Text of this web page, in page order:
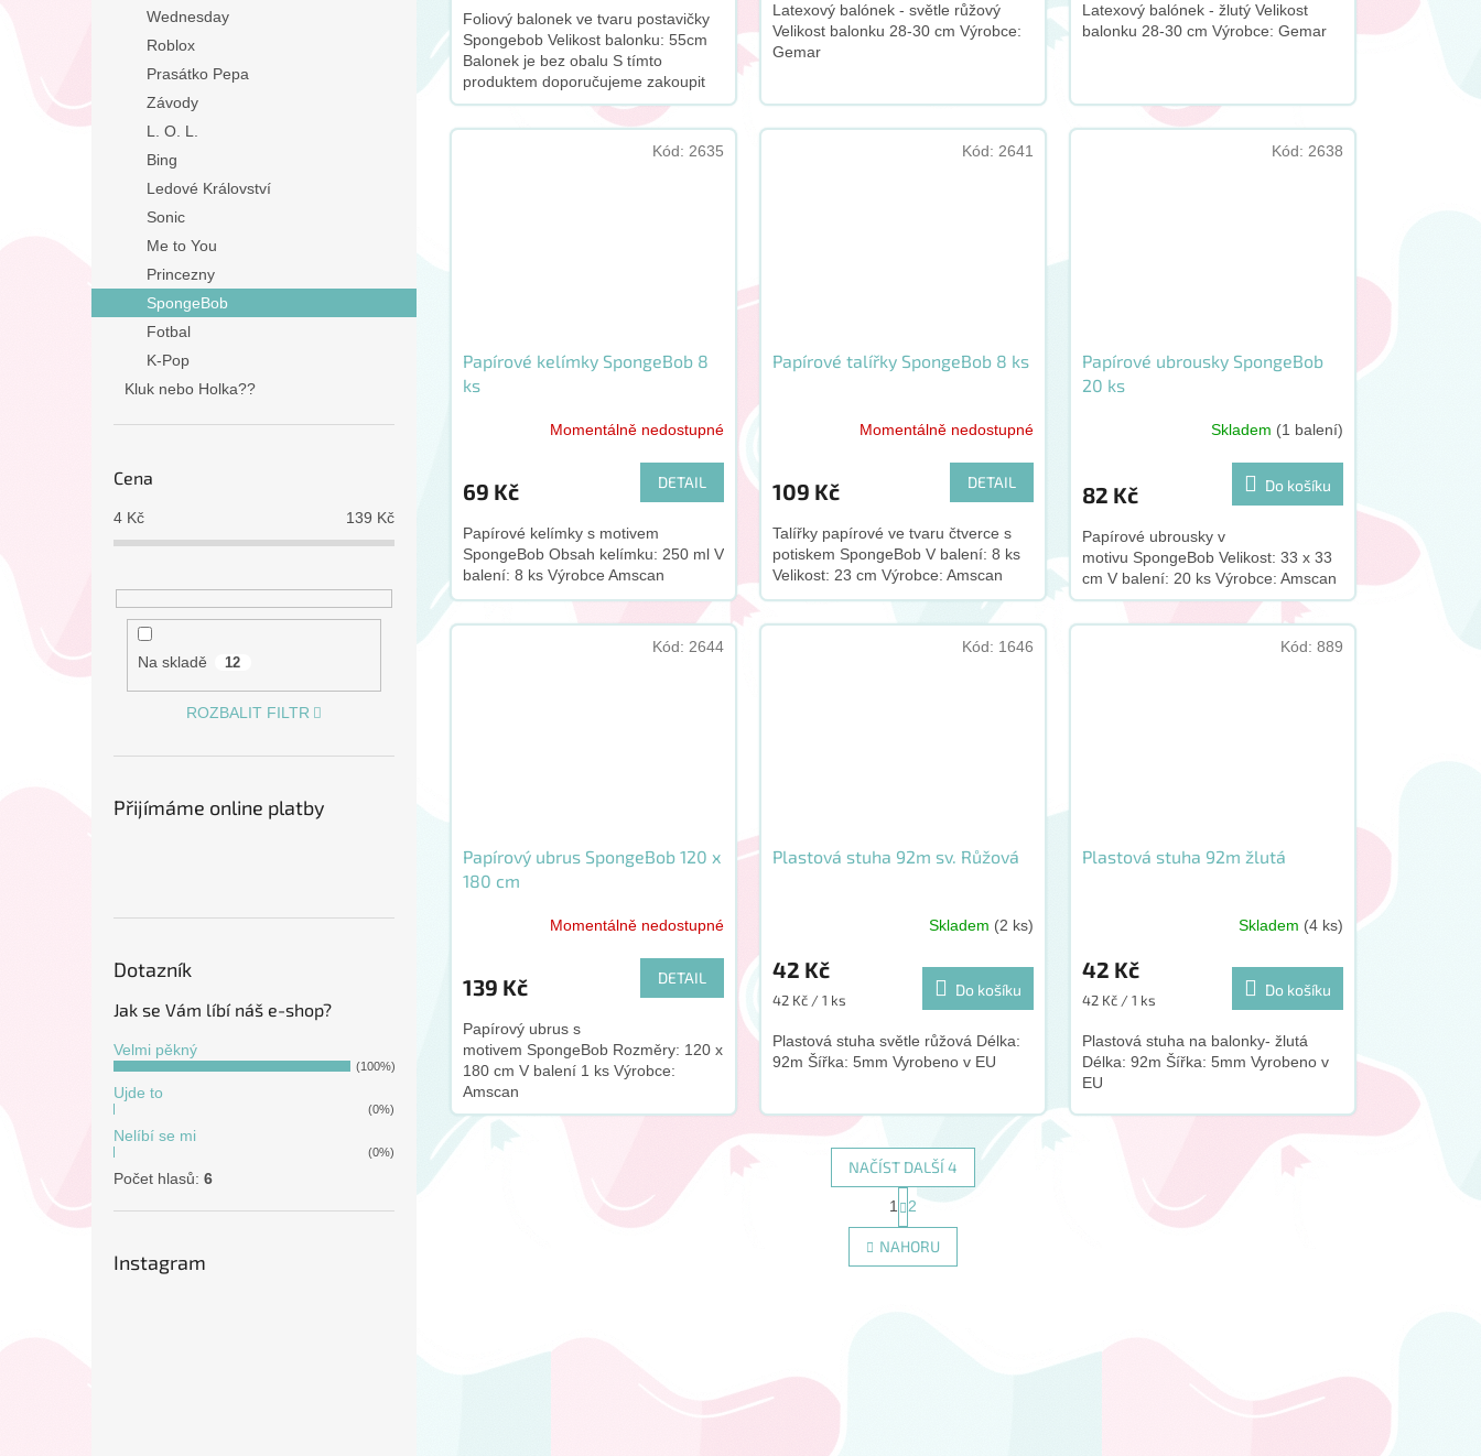
Wednesday
Roblox
Prasátko Pepa
Závody
L. O. L.
Bing
Ledové Království
Sonic
Me to You
Princezny
SpongeBob
Fotbal
K-Pop
Kluk nebo Holka??
Cena
4 Kč 139 Kč
Na skladě 12
ROZBALIT FILTR
Přijímáme online platby
Dotazník
Jak se Vám líbí náš e-shop?
Velmi pěkný
(100%)
Ujde to
(0%)
Nelíbí se mi
(0%)
Počet hlasů: 6
Instagram
Foliový balonek ve tvaru postavičky
Spongebob Velikost balonku: 55cm
Balonek je bez obalu S tímto
produktem doporučujeme zakoupit
tento doplněk:
Latexový balónek - světle růžový
Velikost balonku 28-30 cm Výrobce:
Gemar
Latexový balónek - žlutý Velikost
balonku 28-30 cm Výrobce: Gemar
Papírové kelímky SpongeBob 8
ks
Momentálně nedostupné
69 Kč DETAIL
Papírové kelímky s motivem
SpongeBob Obsah kelímku: 250 ml V
balení: 8 ks Výrobce Amscan
Kód:2635
Papírové talířky SpongeBob 8 ks
Momentálně nedostupné
109 Kč DETAIL
Talířky papírové ve tvaru čtverce s
potiskem SpongeBob V balení: 8 ks
Velikost: 23 cm Výrobce: Amscan
Kód:2641
Papírové ubrousky SpongeBob
20 ks
Skladem (1 balení)
82 Kč Do košíku
Papírové ubrousky v
motivu SpongeBob Velikost: 33 x 33
cm V balení: 20 ks Výrobce: Amscan
Kód:2638
Papírový ubrus SpongeBob 120 x
180 cm
Momentálně nedostupné
139 Kč DETAIL
Papírový ubrus s
motivem SpongeBob Rozměry: 120 x
180 cm V balení 1 ks Výrobce:
Amscan
Kód:2644
Plastová stuha 92m sv. Růžová
Skladem (2 ks)
42 Kč
Měrná
42 Kč / 1 ks
Do košíku
Plastová stuha světle růžová Délka:
92m Šířka: 5mm Vyrobeno v EU
Kód: 1646
Plastová stuha 92m žlutá
Skladem (4 ks)
42 Kč
Měrná
42 Kč / 1 ks
Do košíku
Plastová stuha na balonky- žlutá
Délka: 92m Šířka: 5mm Vyrobeno v
EU
Kód:889
O
v
l
NAČÍST DALŠÍ 4
S
t
r
á
n
1 2
NAHORU